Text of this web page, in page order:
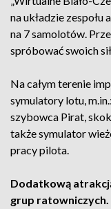
na układzie
na 7 samolotów.
spróbować swoich
Na całym terenie
symulatory lotu,
szybowca Pirat,
także symulator
pracy pilota.
Dodatkową
grup ratowniczych.